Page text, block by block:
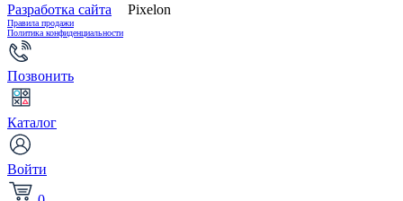
Разработка сайта Pixelon
Правила продажи
Политика конфиденциальности
Позвонить
Каталог
Войти